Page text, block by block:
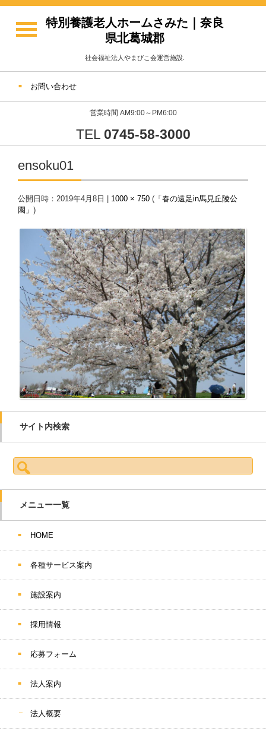
特別養護老人ホームさみた｜奈良
県北葛城郡
社会福祉法人やまびこ会運営施設.
お問い合わせ
営業時間 AM9:00～PM6:00
TEL 0745-58-3000
ensoku01
公開日時： 2019年4月8日 1000 × 750 ( 「春の遠足in馬見丘陵公
園」 )
サイト内検索
検索:
メニュー一覧
HOME
各種サービス案内
施設案内
採用情報
応募フォーム
法人案内
法人概要